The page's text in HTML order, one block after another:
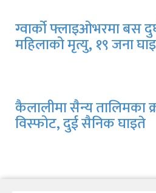
ग्वार्को फ्लाइओभरमा बस
महिलाको मृत्यु, १९ जना
कैलालीमा सैन्य तालिमका
विस्फोट, दुई सैनिक घाइते